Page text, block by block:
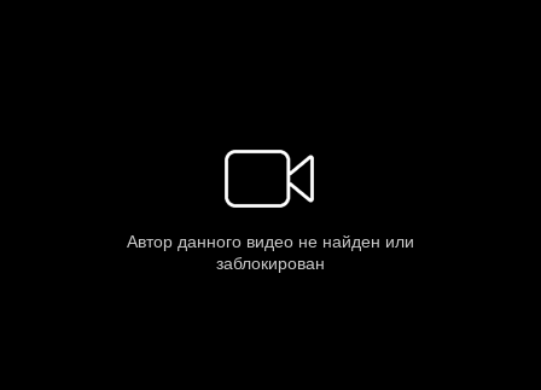
Автор данного видео не найден или
заблокирован